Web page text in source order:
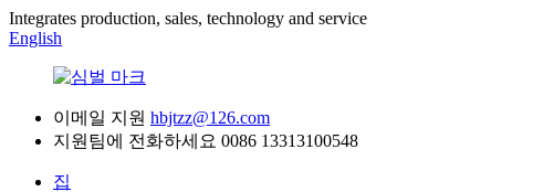
Integrates production, sales, technology and service
English
이메일 지원 hbjtzz@126.com
지원팀에 전화하세요 0086 13313100548
집